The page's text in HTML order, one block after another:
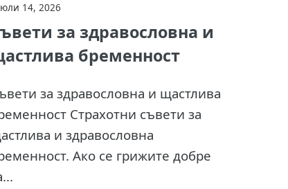
юли 14, 2026
за здравословна и
бременност
за здравословна и щастлива
Страхотни съвети за
и здравословна
Ако се грижите добре